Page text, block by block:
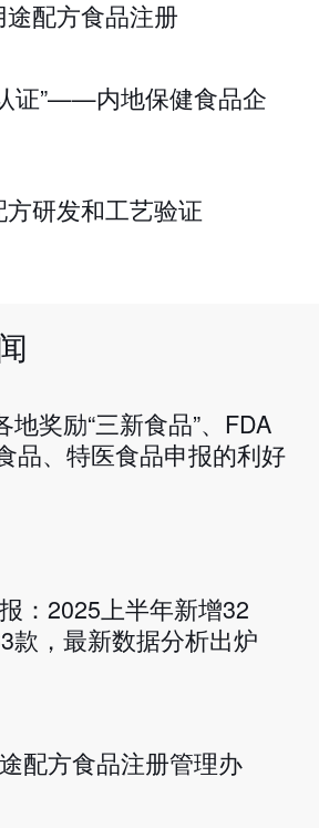
配方食品注册
证”——内地保健食品企
研发和工艺验证
奖励“三新食品”、FDA
品、特医食品申报的利好
：2025上半年新增32
款，最新数据分析出炉
配方食品注册管理办